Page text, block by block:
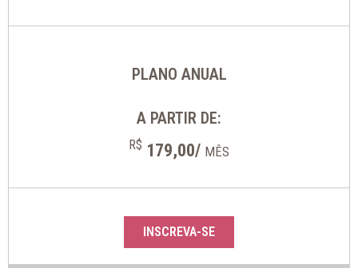
PLANO ANUAL
A PARTIR DE:
R$ 179,00/ MÊS
INSCREVA-SE